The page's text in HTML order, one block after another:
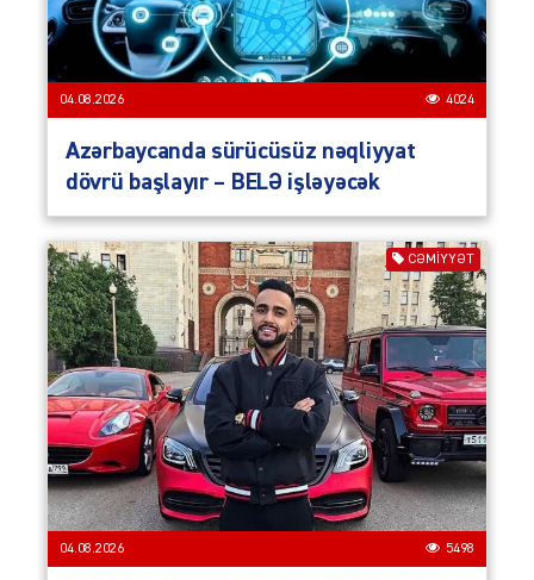
04.08.2026 4024
Azərbaycanda sürücüsüz nəqliyyat
dövrü başlayır – BELƏ işləyəcək
CƏMIYYƏT
04.08.2026 5498